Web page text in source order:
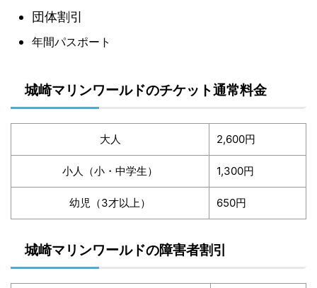
団体割引
年間パスポート
城崎マリンワールドのチケット通常料金
大人 2,600円
小人（小・中学生） 1,300円
幼児（3才以上） 650円
城崎マリンワールドの障害者割引